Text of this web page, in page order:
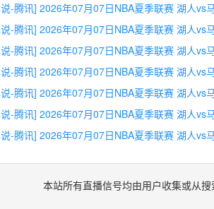
-腾讯] 2026年07月07日NBA夏季联赛 湖人vs
-腾讯] 2026年07月07日NBA夏季联赛 湖人vs
-腾讯] 2026年07月07日NBA夏季联赛 湖人vs
-腾讯] 2026年07月07日NBA夏季联赛 湖人vs
-腾讯] 2026年07月07日NBA夏季联赛 湖人vs
-腾讯] 2026年07月07日NBA夏季联赛 湖人vs
-腾讯] 2026年07月07日NBA夏季联赛 湖人vs
本站所有直播信号均由用户收集或从